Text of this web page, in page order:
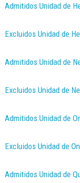
Admitidos Unidad de
Excluidos Unidad de
Admitidos Unidad de
Excluidos Unidad de
Admitidos Unidad de
Excluidos Unidad de
Admitidos Unidad de